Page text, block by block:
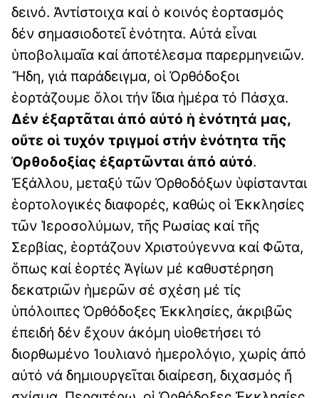
δεινό. Ἀντίστοιχα καί ὁ κοινός ἑορτασμός
δέν σημασιοδοτεῖ ἑνότητα. Αὐτά εἶναι
ὑποβολιμαῖα καί ἀποτέλεσμα παρερμηνειῶν.
Ἤδη, γιά παράδειγμα, οἱ Ὀρθόδοξοι
ἑορτάζουμε ὅλοι τήν ἴδια ἡμέρα τό Πάσχα.
Δέν ἐξαρτᾶται ἀπό αὐτό ἡ ἑνότητά μας,
οὔτε οἱ τυχόν τριγμοί στήν ἑνότητα τῆς
Ὀρθοδοξίας ἐξαρτῶνται ἀπό αὐτό.
Ἐξάλλου, μεταξύ τῶν Ὀρθοδόξων ὑφίστανται
ἑορτολογικές διαφορές, καθώς οἱ Ἐκκλησίες
τῶν Ἱεροσολύμων, τῆς Ρωσίας καί τῆς
Σερβίας, ἑορτάζουν Χριστούγεννα καί Φῶτα,
ὅπως καί ἑορτές Ἁγίων μέ καθυστέρηση
δεκατριῶν ἡμερῶν σέ σχέση μέ τίς
ὑπόλοιπες Ὀρθόδοξες Ἐκκλησίες, ἀκριβῶς
ἐπειδή δέν ἔχουν ἀκόμη υἱοθετήσει τό
διορθωμένο Ἰουλιανό ἡμερολόγιο, χωρίς ἀπό
αὐτό νά δημιουργεῖται διαίρεση, διχασμός ἤ